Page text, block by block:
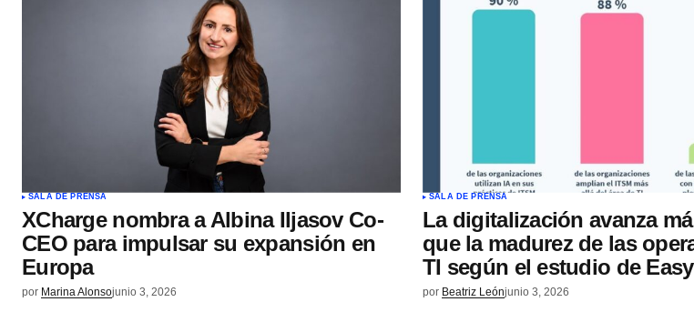
SALA DE PRENSA
XCharge nombra a Albina Iljasov Co-
CEO para impulsar su expansión en
Europa
por Marina Alonsojunio 3, 2026
SALA DE PRENSA
La digitalización avanza
que la madurez de las
TI según el estudio de
por Beatriz Leónjunio 3, 2026